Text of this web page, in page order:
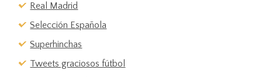
Real Madrid
Selección Española
Superhinchas
Tweets graciosos fútbol